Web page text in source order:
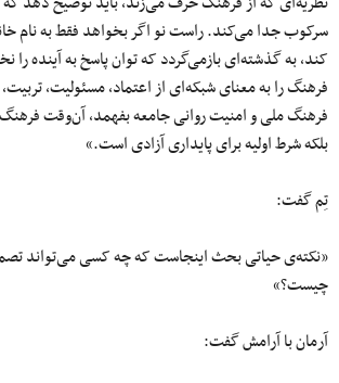
سرکوب جدا می‌کند. راست نو اگر بخواهد فقط به نام
کند، به گذشته‌ای بازمی‌گردد که توان پاسخ به آینده را
فرهنگ را به معنای شبکه‌ای از اعتماد، مسئولیت،
فرهنگ ملی و امنیت روانی جامعه بفهمد، آن‌وقت
بلکه شرط اولیه برای پایداری آزادی است.»
تِم گفت:
«نکته‌ی حیاتی بحث اینجاست که چه کسی می‌تواند
چیست؟»
آرمان با آرامش گفت: